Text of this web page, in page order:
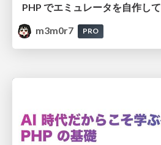
PHP でエミュレータを自作し
m3m0r7
PRO